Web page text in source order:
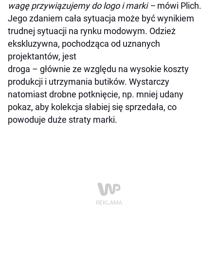
wagę przywiązujemy do logo i marki – mówi Plich.
Jego zdaniem cała sytuacja może być wynikiem
trudnej sytuacji na rynku modowym. Odzież
ekskluzywna, pochodząca od uznanych
projektantów, jest
droga – głównie ze względu na wysokie koszty
produkcji i utrzymania butików. Wystarczy
natomiast drobne potknięcie, np. mniej udany
pokaz, aby kolekcja słabiej się sprzedała, co
powoduje duże straty marki.